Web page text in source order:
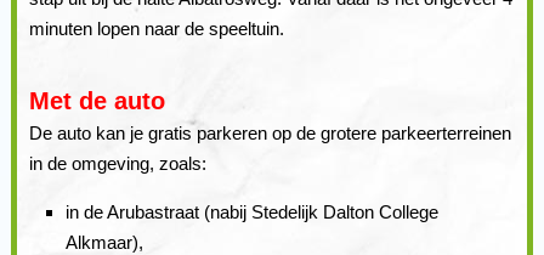
minuten lopen naar de speeltuin.
Met de auto
De auto kan je gratis parkeren op de grotere parkeerterreinen
in de omgeving, zoals:
in de Arubastraat (nabij Stedelijk Dalton College
Alkmaar),